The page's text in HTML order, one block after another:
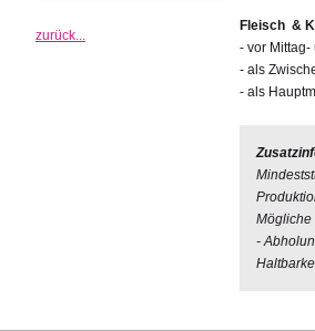
zurück...
Fleisch &
- vor Mittag-
- als
- als
Mögliche
-